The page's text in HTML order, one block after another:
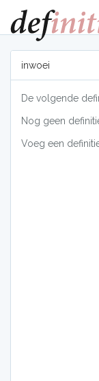
inwoei
De volgende
Nog geen
Voeg een